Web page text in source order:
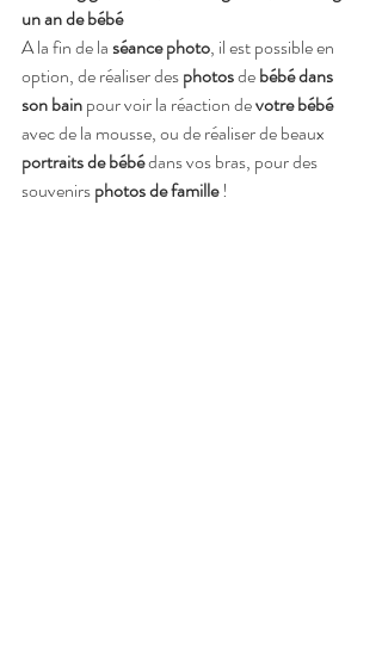
un an de bébé
A la fin de la séance photo, il est possible en
option, de réaliser des photos de bébé dans
son bain pour voir la réaction de votre bébé
avec de la mousse, ou de réaliser de beaux
portraits de bébé dans vos bras, pour des
souvenirs photos de famille !